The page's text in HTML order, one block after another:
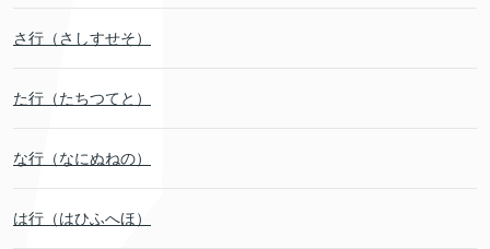
さ行（さしすせそ）
た行（たちつてと）
な行（なにぬねの）
は行（はひふへほ）